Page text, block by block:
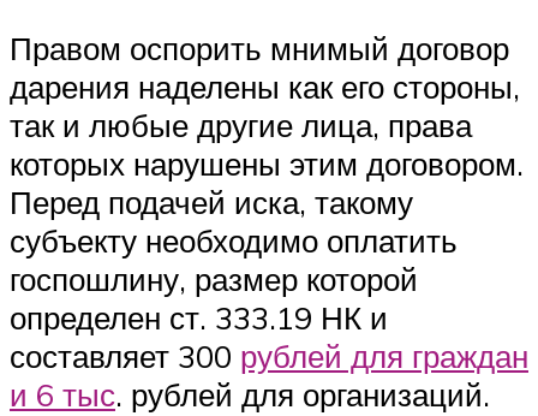
Правом оспорить мнимый договор
дарения наделены как его стороны,
так и любые другие лица, права
которых нарушены этим договором.
Перед подачей иска, такому
субъекту необходимо оплатить
госпошлину, размер которой
определен ст. 333.19 НК и
составляет 300 рублей для граждан
и 6 тыс. рублей для организаций.